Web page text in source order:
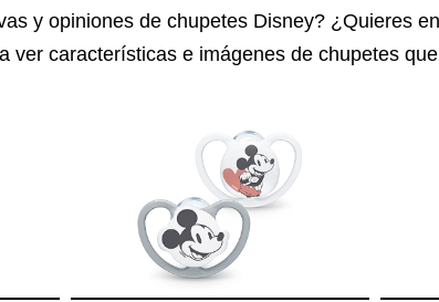
y opiniones de chupetes Disney? ¿Quieres
ver características e imágenes de chupetes